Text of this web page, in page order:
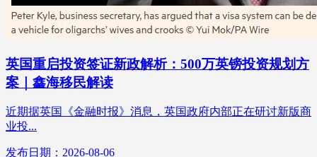
英国重启投资签证新政解析：500万英镑投资规划方
案｜鑫海移民解读
近期据英国《金融时报》消息，英国政府内部正在研讨新版商
业投...
发布日期：2026-08-06